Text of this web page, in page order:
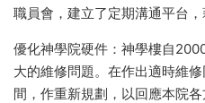
職員會，建立了定期溝通平台，
優化神學院硬件：神學樓自
大的維修問題。在作出適時維
間，作重新規劃，以回應本院